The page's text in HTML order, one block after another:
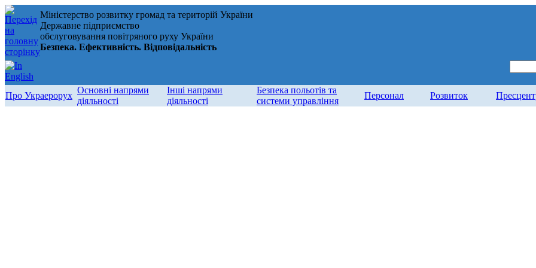
Міністерство розвитку громад та територій України
Державне підприємство
обслуговування повітряного руху України
Безпека. Ефективність. Відповідальність
Про Украерорух
Основні напрями
діяльності
Інші напрями
діяльності
Безпека польотів та
системи управління
Персонал Розвиток